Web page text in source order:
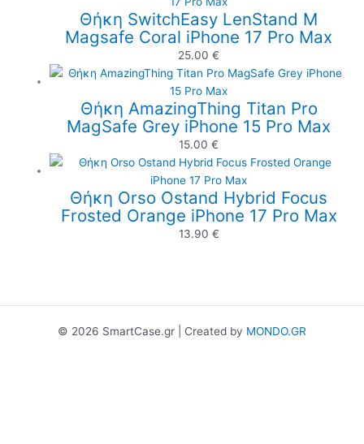
Θήκη SwitchEasy LenStand M
Magsafe Coral iPhone 17 Pro Max
25.00€
Θήκη AmazingThing Titan Pro
MagSafe Grey iPhone 15 Pro Max
15.00€
Θήκη Orso Ostand Hybrid Focus
Frosted Orange iPhone 17 Pro Max
13.90 €
© 2026 SmartCase.gr | Created by MONDO.GR